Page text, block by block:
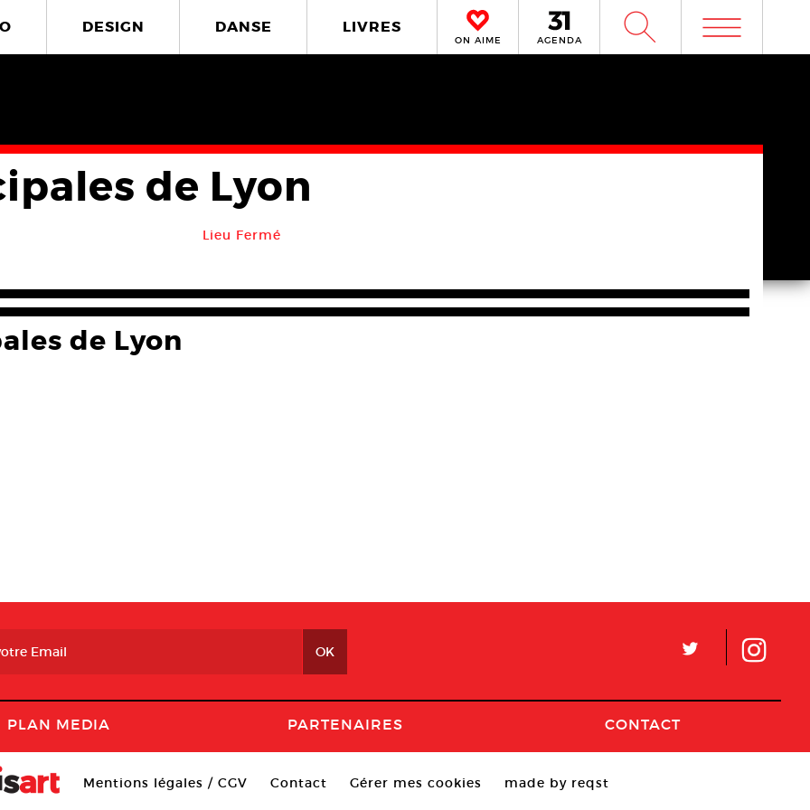
DESIGN DANSE LIVRES
ON AIME AGENDA W m
de Lyon
Lieu Fermé
de Lyon
L
PLAN MEDIA PARTENAIRES CONTACT
Mentions légales / CGV Contact Gérer mes cookies made by reqst